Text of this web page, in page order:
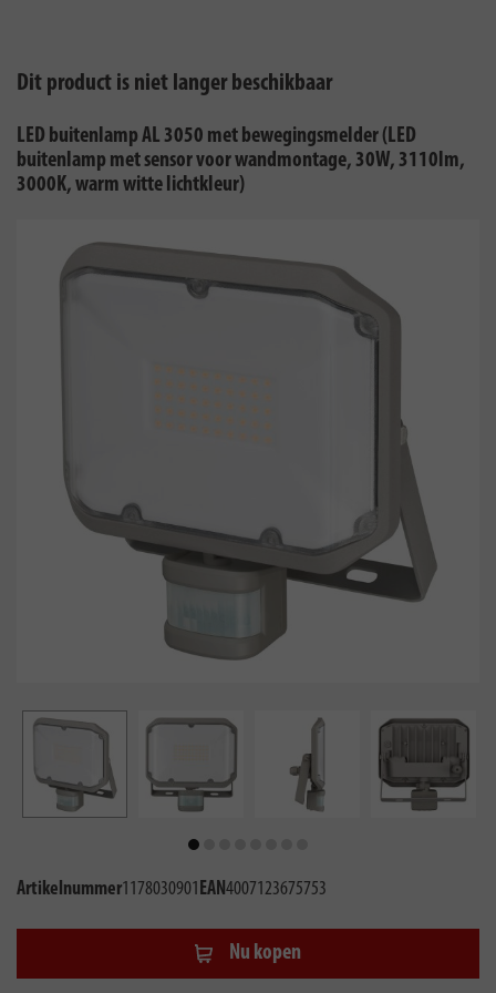
Dit product is niet langer beschikbaar
LED buitenlamp AL 3050 met bewegingsmelder (LED
buitenlamp met sensor voor wandmontage, 30W, 3110lm,
3000K, warm witte lichtkleur)
Artikelnummer1178030901EAN4007123675753
Nu kopen